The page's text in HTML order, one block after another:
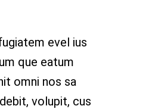
evel ius
que eatum
omni nos sa
volupit, cus